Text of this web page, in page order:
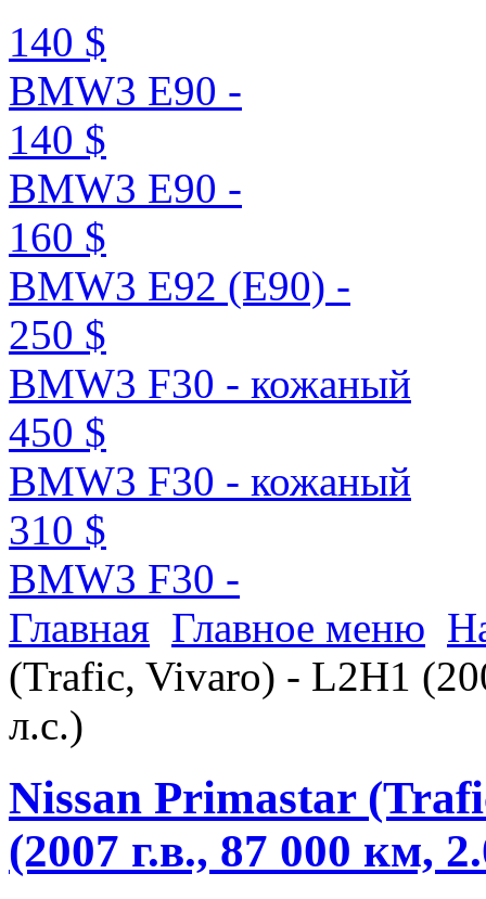
140 $
BMW3 E90 -
140 $
BMW3 E90 -
160 $
BMW3 E92 (E90) -
250 $
BMW3 F30 - кожаный
450 $
BMW3 F30 - кожаный
310 $
BMW3 F30 -
Главная Главное меню
(Trafic, Vivaro) - L2H1
л.с.)
Nissan Primastar
(2007 г.в., 87 000 км,